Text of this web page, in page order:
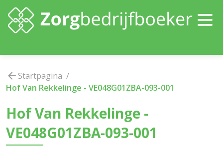
Startpagina /
Hof Van Rekkelinge - VE048G01ZBA-093-001
Hof Van Rekkelinge -
VE048G01ZBA-093-001